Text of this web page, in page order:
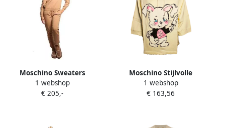
Moschino Sweaters
1 webshop
€ 205,-
Moschino Stijlvolle
Sweatshirts en Hoodies
Beige Dames
1 webshop
€ 163,56